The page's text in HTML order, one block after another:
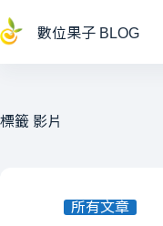
至
容
數位果子 BLOG
標籤 影片
所有文章